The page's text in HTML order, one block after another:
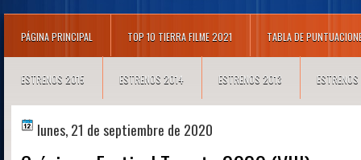
PÁGINA PRINCIPAL TOP 10 TIERRA FILME 2021 TABLA DE
ESTRENOS 2015 ESTRENOS 2014 ESTRENOS 2013
lunes, 21 de septiembre de 2020